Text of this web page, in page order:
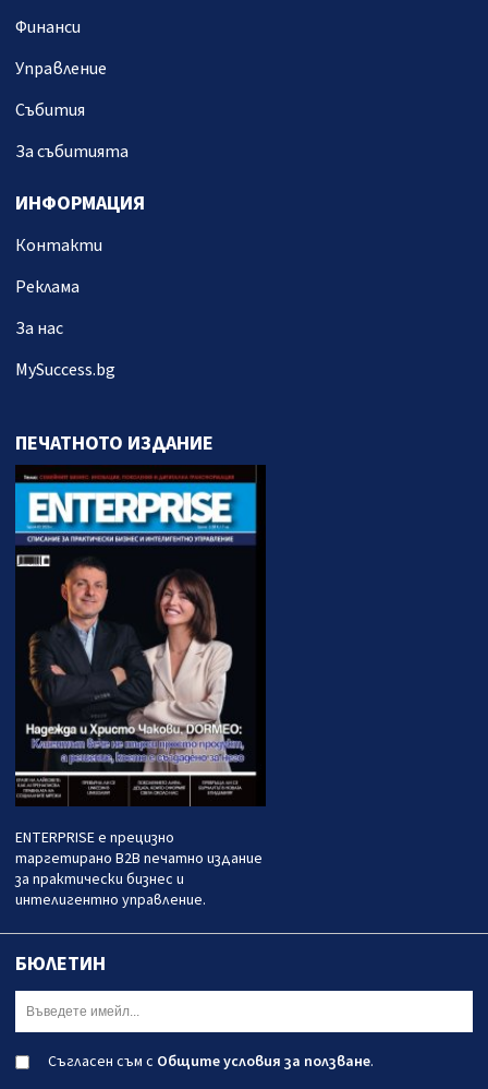
Финанси
Управление
Събития
За събитията
ИНФОРМАЦИЯ
Контакти
Реклама
За нас
MySuccess.bg
ПЕЧАТНОТО ИЗДАНИЕ
ENTERPRISE е прецизно
таргетирано B2B печатно издание
за практически бизнес и
интелигентно управление.
БЮЛЕТИН
Съгласен съм с Общите условия за ползване.